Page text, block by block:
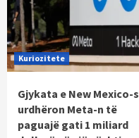
Kuriozitete
Gjykata e New Mexico-s
urdhëron Meta-n të
paguajë gati 1 miliard